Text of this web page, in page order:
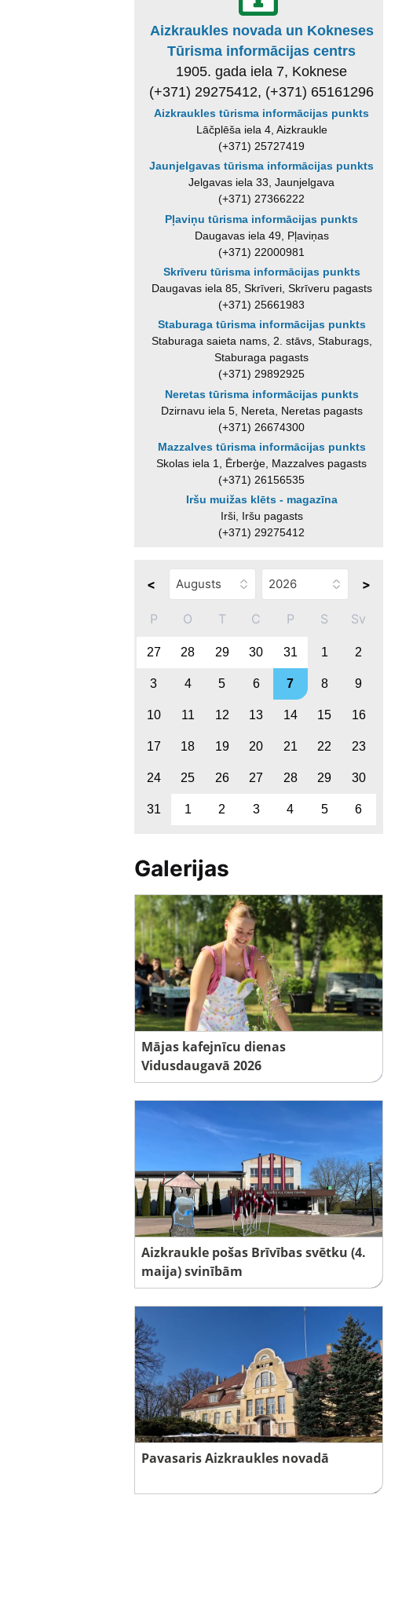
Aizkraukles novada un Kokneses
Tūrisma informācijas centrs
1905. gada iela 7, Koknese
(+371) 29275412, (+371) 65161296
Aizkraukles tūrisma informācijas punkts
Lāčplēša iela 4, Aizkraukle
(+371) 25727419
Jaunjelgavas tūrisma informācijas punkts
Jelgavas iela 33, Jaunjelgava
(+371) 27366222
Pļaviņu tūrisma informācijas punkts
Daugavas iela 49, Pļaviņas
(+371) 22000981
Skrīveru tūrisma informācijas punkts
Daugavas iela 85, Skrīveri, Skrīveru pagasts
(+371) 25661983
Staburaga tūrisma informācijas punkts
Staburaga saieta nams, 2. stāvs, Staburags,
Staburaga pagasts
(+371) 29892925
Neretas tūrisma informācijas punkts
Dzirnavu iela 5, Nereta, Neretas pagasts
(+371) 26674300
Mazzalves tūrisma informācijas punkts
Skolas iela 1, Ērberģe, Mazzalves pagasts
(+371) 26156535
Iršu muižas klēts - magazīna
Irši, Iršu pagasts
(+371) 29275412
< >
P O T C P S Sv
27 28 29 30 31 1 2
3 4 5 6 7 8 9
10 11 12 13 14 15 16
17 18 19 20 21 22 23
24 25 26 27 28 29 30
31 1 2 3 4 5 6
Galerijas
Mājas kafejnīcu dienas
Vidusdaugavā 2026
Aizkraukle pošas Brīvības svētku (4.
maija) svinībām
Pavasaris Aizkraukles novadā